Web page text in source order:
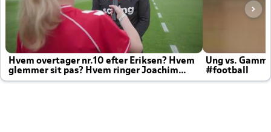
Hvem overtager nr.10 efter Eriksen? Hvem
glemmer sit pas? Hvem ringer Joachim
altid til efter kampe?
Ung vs.
#football